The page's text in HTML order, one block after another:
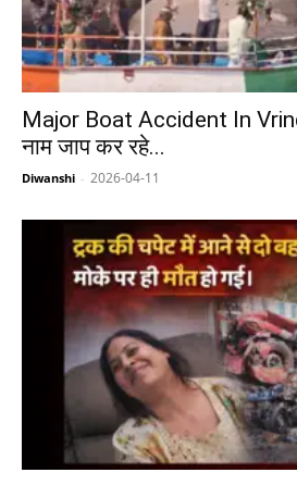
Major Boat Accident In
नाम जाप कर रहे...
Diwanshi - 2026-04-11